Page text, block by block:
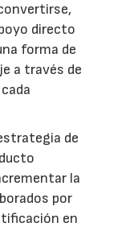
directo
forma de
a través de
de
la
por
en